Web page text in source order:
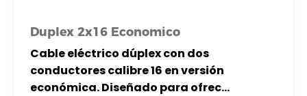
Duplex 2x16 Economico
Cable eléctrico dúplex con dos
conductores calibre 16 en versión
económica. Diseñado para ofrec...